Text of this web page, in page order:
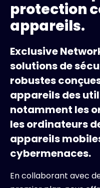
protection
appareils.
Exclusive
solutions de
robustes
appareils des
notamment les
les ordinateurs
appareils
cybermenaces.
En collaborant avec